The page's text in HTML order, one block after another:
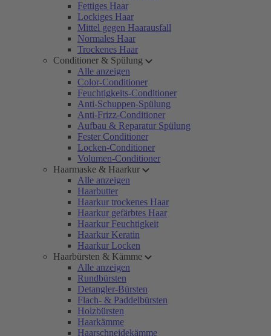
Fettiges Haar
Lockiges Haar
Mittel gegen Haarausfall
Normales Haar
Trockenes Haar
Conditioner & Spülung
Alle anzeigen
Color-Conditioner
Feuchtigkeits-Conditioner
Anti-Schuppen-Spülung
Anti-Frizz-Conditioner
Aufbau & Reparatur Spülung
Fester Conditioner
Locken-Conditioner
Volumen-Conditioner
Haarmaske & Haarkur
Alle anzeigen
Haarbutter
Haarkur trockenes Haar
Haarkur gefärbtes Haar
Haarkur Feuchtigkeit
Haarkur Keratin
Haarkur Locken
Haarbürsten & Kämme
Alle anzeigen
Rundbürsten
Detangler-Bürsten
Flach- & Paddelbürsten
Holzbürsten
Haarkämme
Haarschneidekämme